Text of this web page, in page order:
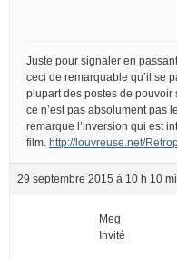
Juste pour signaler en
ceci de remarquable qu’il se
plupart des postes de pouvoir
ce n’est pas absolument pas
remarque l’inversion qui est
film. http://louvreuse.net/
29 septembre 2015 à 10 h 10
Meg
Invité